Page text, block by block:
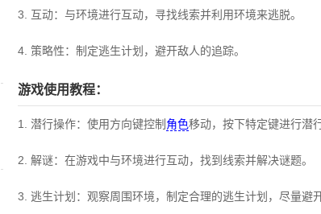
3. 互动：与环境进行互动，寻找线索并利用环境来逃脱。
4. 策略性：制定逃生计划，避开敌人的追踪。
游戏使用教程：
1. 潜行操作：使用方向键控制 角色移动，按下特定键进行潜
2. 解谜：在游戏中与环境进行互动，找到线索并解决谜题。
3. 逃生计划：观察周围环境，制定合理的逃生计划，尽量避